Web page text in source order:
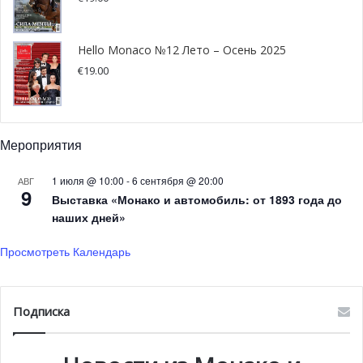
Арктические сумерки в
Монако
Hello Monaco №12 Лето – Осень 2025
€19.00
Мероприятия
АВГ
9
1 июля @ 10:00 -6 сентября @ 20:00
Выставка «Монако и автомобиль: от 1893 года до
наших дней»
Просмотреть Календарь
Подписка